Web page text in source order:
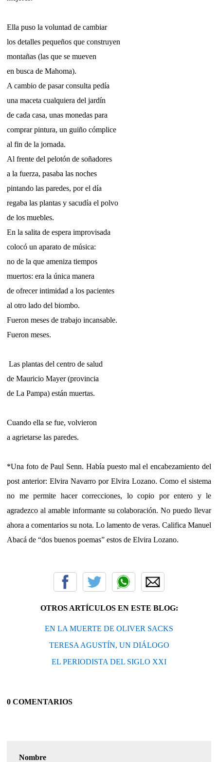
Ella puso la voluntad de cambiar
los detalles pequeños que construyen
montañas (las que se mueven
en busca de Mahoma).
A cambio de pasar consulta pedía
una maceta cualquiera del jardín
de cada casa, unas monedas para
comprar pintura, un guiño cómplice
al fin de la jornada.
Al frente del pelotón de soñadores
a la fuerza, pasaba las noches
pintando las paredes, por el día
regaba las plantas y sacudía el polvo
de los muebles.
En la salita de espera improvisada
colocó un aparato de música:
no de la que ameniza tiempos
muertos: era la única manera
de ofrecer intimidad a los pacientes
al otro lado del biombo.
Fueron meses de trabajo incansable.
Fueron meses.
Las plantas del centro de salud
de Mauricio Mayer (provincia
de La Pampa) están muertas.
Cuando ella se fue, volvieron
a agrietarse las paredes.
*Una foto de Paul Senn. Había puesto mal el encabezamiento del
post anterior: Elvira Navarro por Elvira Lozano. Como el sistema
no me permite hacer correcciones, lo copio por entero y le
agradezco al amable informante su colaboración. No puedo llevar
ahora a comentarios su nota. Lo lamento de veras. Califica Manuel
Abacá de “dos buenos poemas” estos de Elvira Lozano.
OTROS ARTÍCULOS EN ESTE BLOG:
EN LA MUERTE DE OLIVER SACKS
TERESA AGUSTÍN, UN DIÁLOGO
EL PERIODISTA DEL SIGLO XXI
0 COMENTARIOS
Nombre